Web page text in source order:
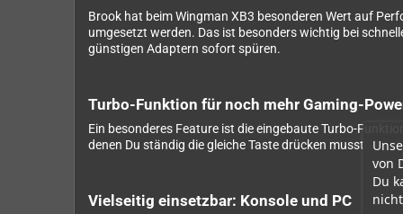
von
Du
Brook hat beim Wingman XB3 besonderen Wert auf
umgesetzt werden. Das ist besonders wichtig bei
günstigen Adaptern sofort spüren.
Turbo-Funktion für noch mehr Gaming-
Ein besonderes Feature ist die eingebaute Turbo-
denen Du ständig die gleiche Taste drücken musst. Ob
Vielseitig einsetzbar: Konsole und PC